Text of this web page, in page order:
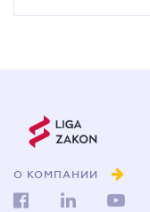
О КОМПАНИИ